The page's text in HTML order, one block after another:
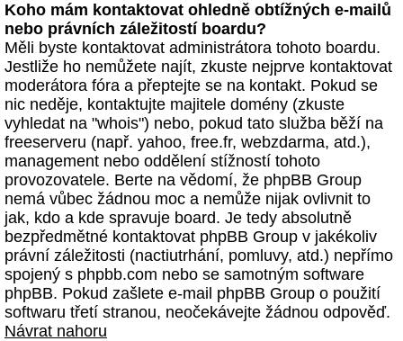
Koho mám kontaktovat ohledně obtížných e-mailů
nebo právních záležitostí boardu?
Měli byste kontaktovat administrátora tohoto boardu.
Jestliže ho nemůžete najít, zkuste nejprve kontaktovat
moderátora fóra a přeptejte se na kontakt. Pokud se
nic neděje, kontaktujte majitele domény (zkuste
vyhledat na "whois") nebo, pokud tato služba běží na
freeserveru (např. yahoo, free.fr, webzdarma, atd.),
management nebo oddělení stížností tohoto
provozovatele. Berte na vědomí, že phpBB Group
nemá vůbec žádnou moc a nemůže nijak ovlivnit to
jak, kdo a kde spravuje board. Je tedy absolutně
bezpředmětné kontaktovat phpBB Group v jakékoliv
právní záležitosti (nactiutrhání, pomluvy, atd.) nepřímo
spojený s phpbb.com nebo se samotným software
phpBB. Pokud zašlete e-mail phpBB Group o použití
softwaru třetí stranou, neočekávejte žádnou odpověď.
Návrat nahoru